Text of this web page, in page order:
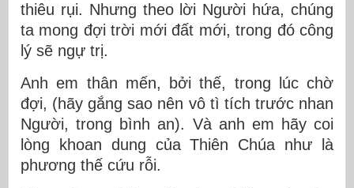
thiêu rụi. Nhưng theo lời Người hứa, chúng
ta mong đợi trời mới đất mới, trong đó công
lý sẽ ngự trị.
Anh em thân mến, bởi thế, trong lúc chờ
đợi, (hãy gắng sao nên vô tì tích trước nhan
Người, trong bình an). Và anh em hãy coi
lòng khoan dung của Thiên Chúa như là
phương thế cứu rỗi.